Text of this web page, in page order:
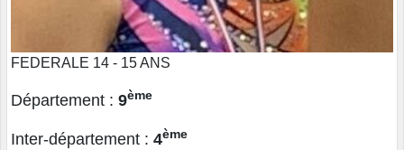
FEDERALE 14 - 15 ANS
Département : 9ème
Inter-département : 4ème